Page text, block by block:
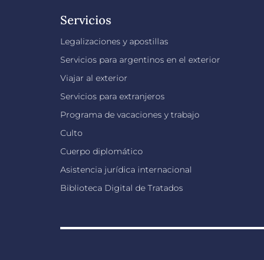
Servicios
Legalizaciones y apostillas
Servicios para argentinos en el exterior
Viajar al exterior
Servicios para extranjeros
Programa de vacaciones y trabajo
Culto
Cuerpo diplomático
Asistencia jurídica internacional
Biblioteca Digital de Tratados